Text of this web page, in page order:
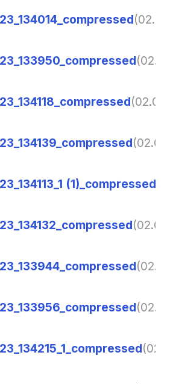
(1)_compressed